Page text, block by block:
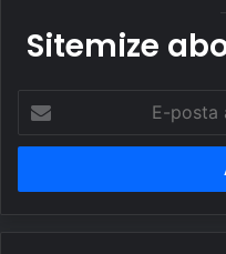
Sitemize
posta
adresinizi